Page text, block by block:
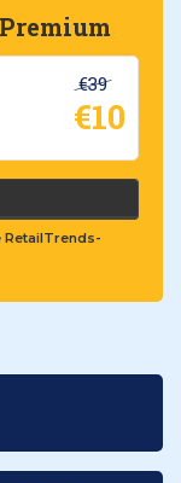
€39
€10
RetailTrends-